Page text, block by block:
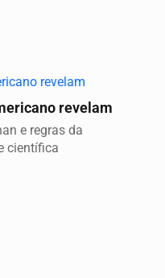
revelam
e regras da
científica